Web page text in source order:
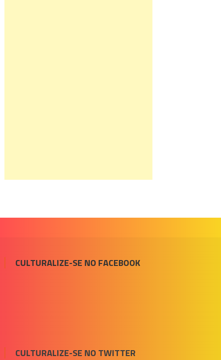
CULTURALIZE-SE NO FACEBOOK
CULTURALIZE-SE NO TWITTER